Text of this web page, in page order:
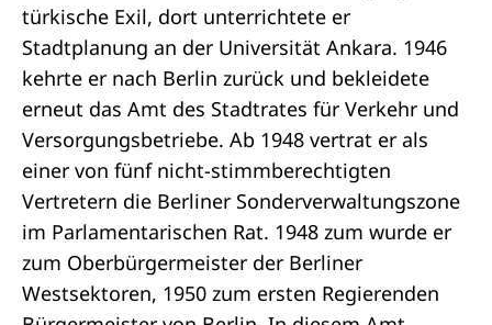
türkische Exil, dort unterrichtete er
Stadtplanung an der Universität Ankara. 1946
kehrte er nach Berlin zurück und bekleidete
erneut das Amt des Stadtrates für Verkehr und
Versorgungsbetriebe. Ab 1948 vertrat er als
einer von fünf nicht-stimmberechtigten
Vertretern die Berliner Sonderverwaltungszone
im Parlamentarischen Rat. 1948 zum wurde er
zum Oberbürgermeister der Berliner
Westsektoren, 1950 zum ersten Regierenden